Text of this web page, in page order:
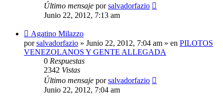
Último mensaje porsalvadorfazio
Junio 22, 2012, 7:13 am
Nuevo
mensaje
Agatino Milazzo
porsalvadorfazio » Junio 22, 2012, 7:04 am » en PILOTOS
VENEZOLANOS Y GENTE ALLEGADA
0 Respuestas
2342 Vistas
Último mensaje porsalvadorfazio
Junio 22, 2012, 7:04 am